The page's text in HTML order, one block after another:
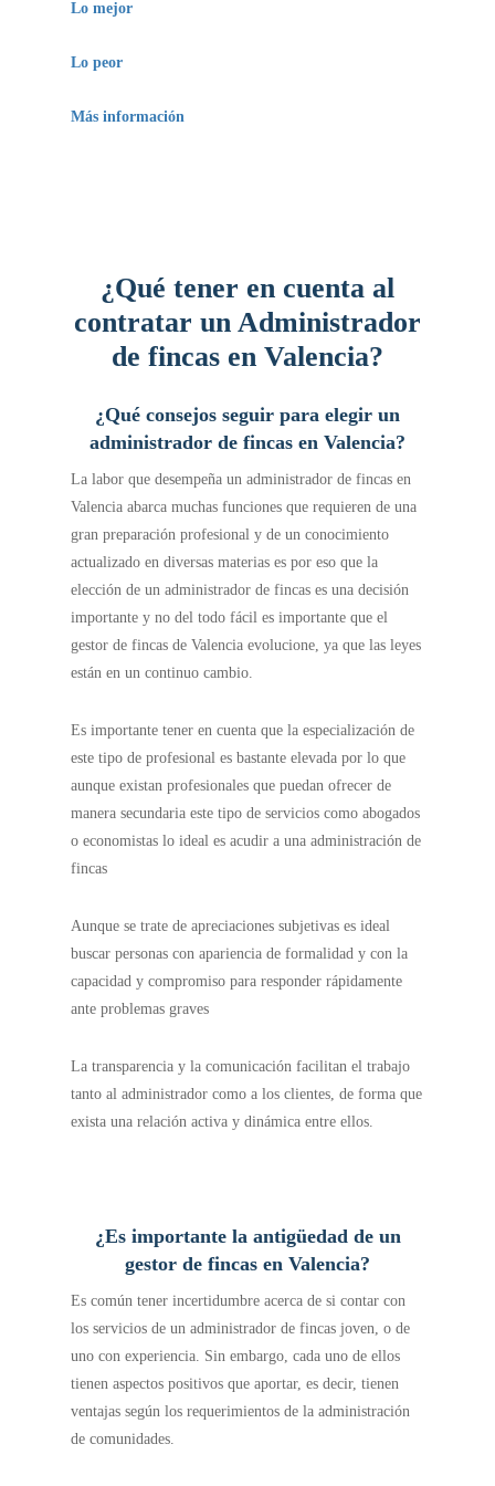
polígonos industriales.
Lo mejor
Proporciona suficiente información de sus
Lo peor
El índice de precios que maneja es alto.
Más información
¿Qué tener en cuenta al
contratar un Administrador
de fincas en Valencia?
¿Qué consejos seguir para elegir un
administrador de fincas en Valencia?
La labor que desempeña un administrador de fincas en
Valencia abarca muchas funciones que requieren de una
gran preparación profesional y de un conocimiento
actualizado en diversas materias es por eso que la
elección de un administrador de fincas es una decisión
importante y no del todo fácil es importante que el
gestor de fincas de Valencia evolucione, ya que las leyes
están en un continuo cambio.
Es importante tener en cuenta que la especialización de
este tipo de profesional es bastante elevada por lo que
aunque existan profesionales que puedan ofrecer de
manera secundaria este tipo de servicios como abogados
o economistas lo ideal es acudir a una administración de
fincas
Aunque se trate de apreciaciones subjetivas es ideal
buscar personas con apariencia de formalidad y con la
capacidad y compromiso para responder rápidamente
ante problemas graves
La transparencia y la comunicación facilitan el trabajo
tanto al administrador como a los clientes, de forma que
exista una relación activa y dinámica entre ellos.
¿Es importante la antigüedad de un
gestor de fincas en Valencia?
Es común tener incertidumbre acerca de si contar con
los servicios de un administrador de fincas joven, o de
uno con experiencia. Sin embargo, cada uno de ellos
tienen aspectos positivos que aportar, es decir, tienen
ventajas según los requerimientos de la administración
de comunidades.